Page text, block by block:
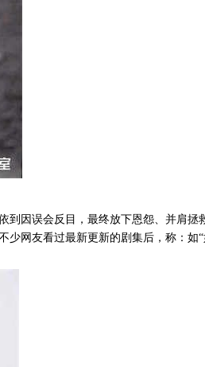
到因误会反目，最终放下恩怨、并肩拯
少网友看过最新更新的剧集后，称：如